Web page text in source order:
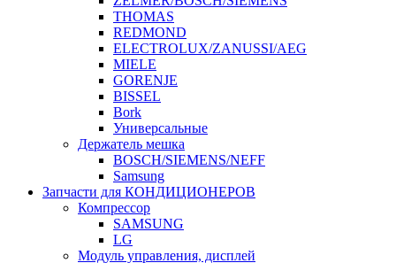
THOMAS
REDMOND
ELECTROLUX/ZANUSSI/AEG
MIELE
GORENJE
BISSEL
Bork
Универсальные
Держатель мешка
BOSCH/SIEMENS/NEFF
Samsung
Запчасти для КОНДИЦИОНЕРОВ
Компрессор
SAMSUNG
LG
Модуль управления, дисплей